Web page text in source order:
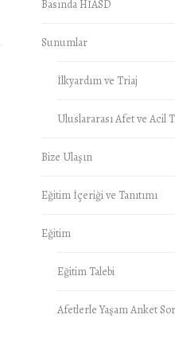
Basında HİASD
Sunumlar
İlkyardım ve Triaj
Uluslararası Afet ve Acil
Bize Ulaşın
Eğitim İçeriği ve Tanıtımı
Eğitim
Eğitim Talebi
Afetlerle Yaşam Anket